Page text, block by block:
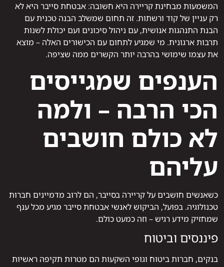
המשמעות מבחינת קריירה היא חשובה: אבטחת סייבר היא לא
רק עניין של קוד ורשתות. זה תחום שמשלב הבנה טכנית עם
הבנת התנהגות אנושית, עם ניהול סיכונים ועם יכולת לשנות
תרבות ארגונית. מי שמגיע לתחום עם הכישורים האלה – מוצא
את עצמו שימושי בהרבה יותר הקשרים ממה שציפה.
הענפים שמגייסים
הכי הרבה – ולמה
לא כולם חושבים
עליהם
כשאנשים חושבים על קריירה בסייבר, הם לרוב מדמיינים חברות
טכנולוגיה. בפועל, הביקוש לאנשי אבטחת סייבר מגיע מכל ענף
שמחזיק מידע רגיש – וזה כמעט כולם.
פיננסים וביטוח
בנקים, חברות ביטוח וגופי השקעות הם מטרות תקיפה ראשיות